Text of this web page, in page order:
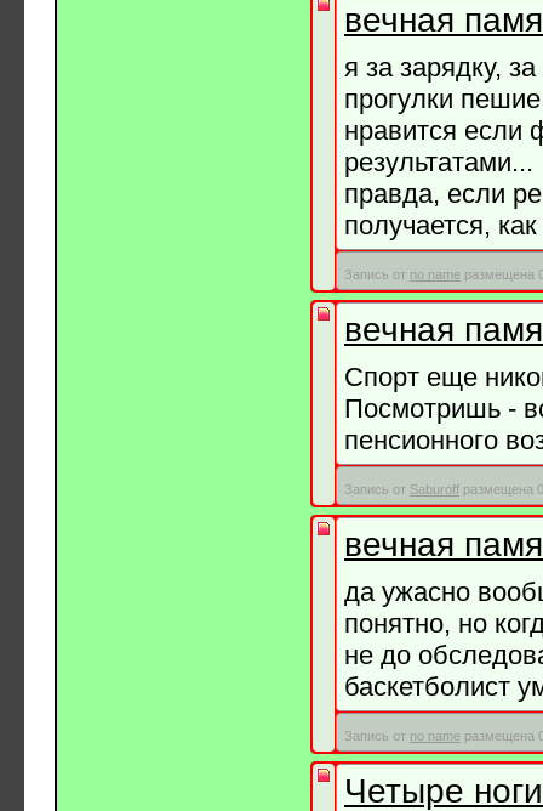
вечная
я за зарядку,
прогулки
нравится если
результатами...
правда, если
получается,
Запись от no name размещена
вечная
Спорт еще
Посмотришь -
пенсионного
Запись от Saburoff размещена
вечная
да ужасно
понятно, но
не до
баскетболист
Запись от no name размещена
Четыре